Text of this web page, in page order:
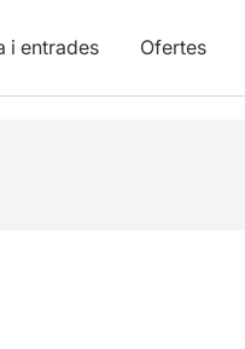
i entrades Ofertes